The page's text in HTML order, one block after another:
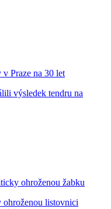
Praze na 30 let
výsledek tendru na
ohroženou žabku
listovnici